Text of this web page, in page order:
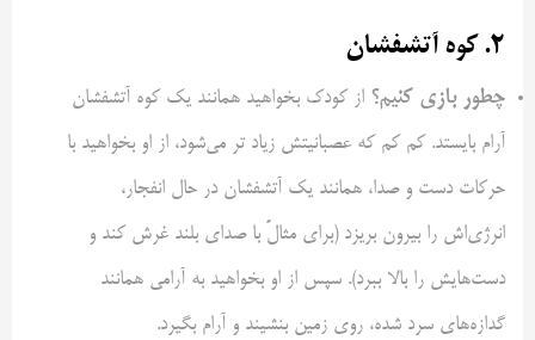
۲. کوه آتشفشان
چطور بازی کنیم؟ از کودک بخواهید همانند یک کوه آتشفشان
آرام بایستد. کم کم که عصبانیتش زیاد تر می‌شود، از او بخواهید با
حرکات دست و صدا، همانند یک آتشفشان در حال انفجار،
انرژی‌اش را بیرون بریزد (برای مثالً با صدای بلند غرش کند و
دست‌هایش را بالا ببرد). سپس از او بخواهید به آرامی همانند
گدازه‌های سرد شده، روی زمین بنشیند و آرام بگیرد.